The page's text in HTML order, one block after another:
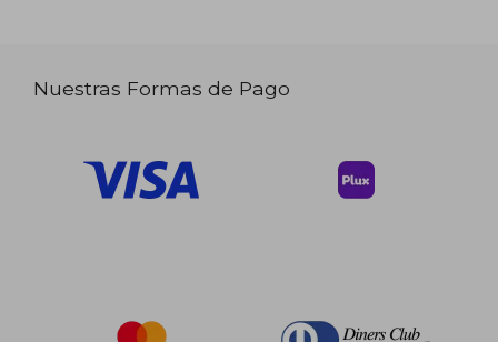
Nuestras Formas de Pago